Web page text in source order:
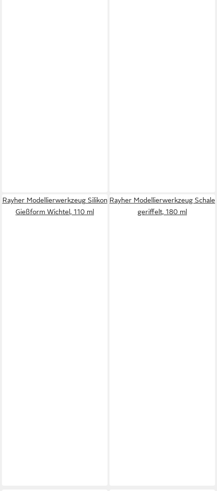
Rayher Modellierwerkzeug Silikon
Gießform Wichtel, 110 ml
Rayher Modellierwerkzeug Schale
geriffelt, 180 ml